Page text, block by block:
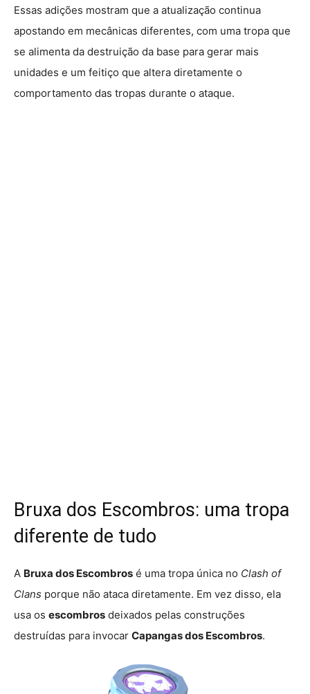
Essas adições mostram que a atualização continua
apostando em mecânicas diferentes, com uma tropa que
se alimenta da destruição da base para gerar mais
unidades e um feitiço que altera diretamente o
comportamento das tropas durante o ataque.
Bruxa dos Escombros: uma tropa
diferente de tudo
A Bruxa dos Escombros é uma tropa única no Clash of
Clans porque não ataca diretamente. Em vez disso, ela
usa os escombros deixados pelas construções
destruídas para invocar Capangas dos Escombros.